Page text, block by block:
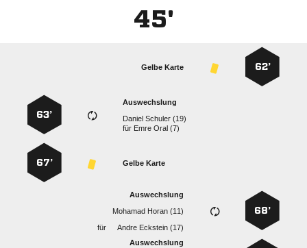
45'
62’
Gelbe Karte
Auswechslung
  
für   
63’
Gelbe Karte
67’
68’
Auswechslung
  
für
  
Auswechslung